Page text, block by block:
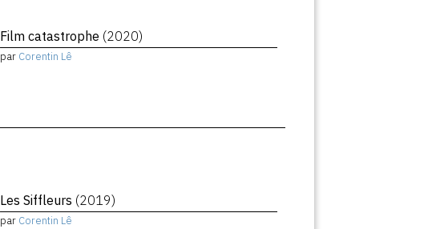
Film catastrophe (2020)
par Corentin Lê
Les Siffleurs (2019)
par Corentin Lê